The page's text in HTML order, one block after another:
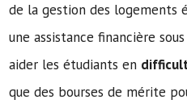
de la gestion des logements
une assistance financière
aider les étudiants en
que des bourses de mérite